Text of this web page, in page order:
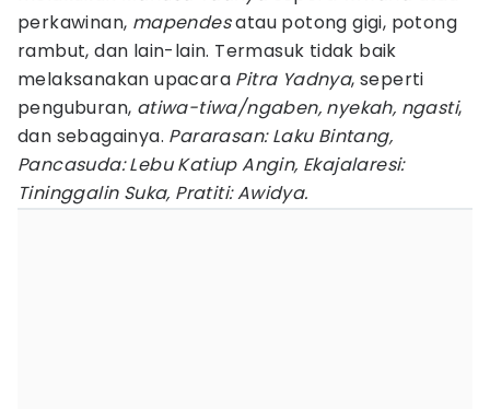
perkawinan, mapendesatau potong gigi, potong
rambut, dan lain-lain. Termasuk tidak baik
melaksanakan upacara Pitra Yadnya, seperti
penguburan, atiwa-tiwa/ngaben, nyekah, ngasti,
dan sebagainya. Pararasan: Laku Bintang,
Pancasuda: Lebu Katiup Angin, Ekajalaresi:
Tininggalin Suka, Pratiti: Awidya.